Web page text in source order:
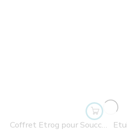
Coffret Etrog pour Souccot- Aspect Cuir